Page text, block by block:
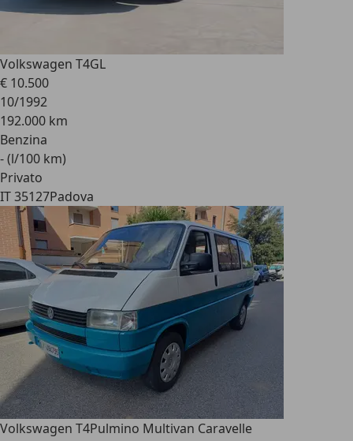
Volkswagen T4GL
€ 10.500
10/1992
192.000 km
Benzina
- (l/100 km)
Privato
IT 35127Padova
Volkswagen T4Pulmino Multivan Caravelle